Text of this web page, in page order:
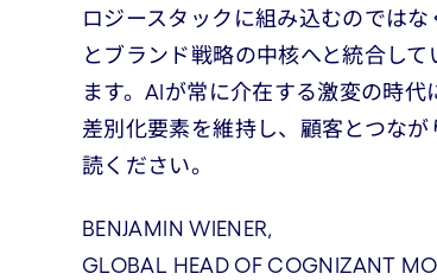
ロジースタックに組み込むのでは
とブランド戦略の中核へと統合し
ます。AIが常に介在する激変の時
差別化要素を維持し、顧客とつな
読ください。
BENJAMIN WIENER,
GLOBAL HEAD OF COGNIZANT